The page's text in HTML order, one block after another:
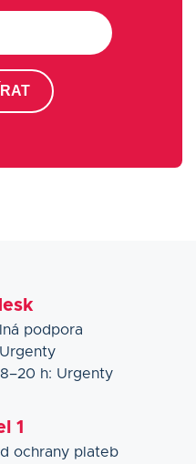
podpora
h: Urgenty
1
ochrany plateb